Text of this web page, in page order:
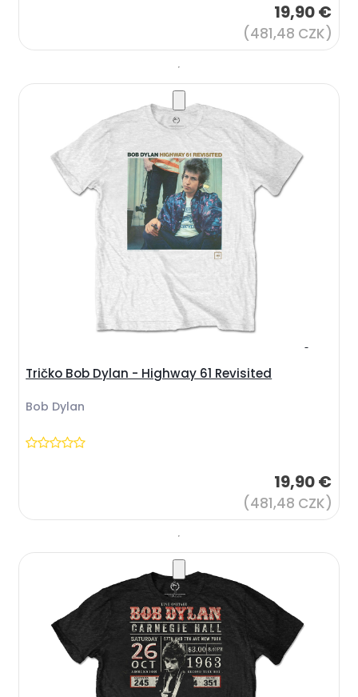
19,90 €
(481,48 CZK)
Tričko Bob Dylan - Highway 61 Revisited
Bob Dylan
19,90 €
(481,48 CZK)